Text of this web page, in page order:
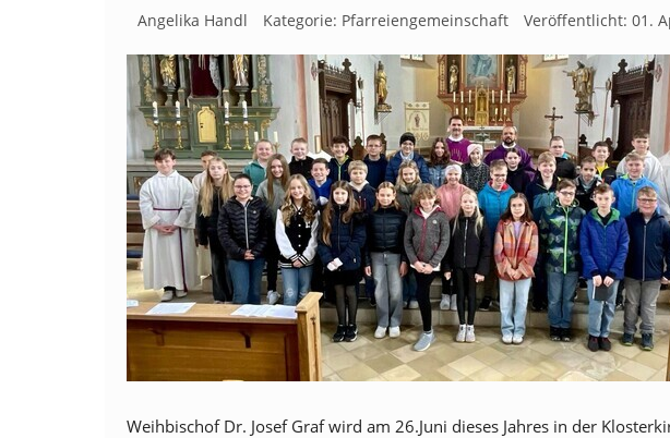
Angelika Handl Kategorie: Pfarreiengemeinschaft Veröffentlicht: 01.
Weihbischof Dr. Josef Graf wird am 26.Juni dieses Jahres in der